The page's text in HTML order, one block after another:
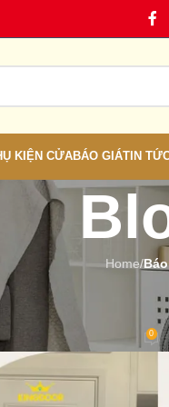
KIỆN CỬABÁO GIÁTIN
Home/
, TIN TỨC
Định –
nhựa On 18/07/2024 0